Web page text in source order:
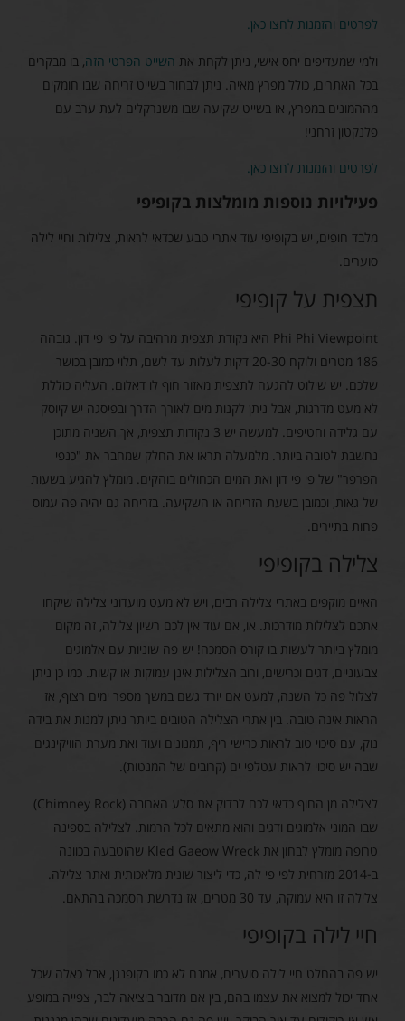
לפרטים והזמנות לחצו כאן.
ולמי שמעדיפים יחס אישי, ניתן לקחת את השייט הפרטי הזה , בו מבקרים
בכל האתרים, כולל מפרץ מאיה. ניתן לבחור בשייט זריחה שבו חומקים
מההמונים במפרץ, או בשייט שקיעה שבו משנרקלים לעת ערב עם
פלנקטון זרחני!
לפרטים והזמנות לחצו כאן.
פעילויות נוספות מומלצות בקופיפי
מלבד חופים, יש בקופיפי עוד אתרי טבע שכדאי לראות, צלילות וחיי לילה
סוערים.
תצפית על קופיפי
Phi Phi Viewpoint היא נקודת תצפית מרהיבה על פי פי דון. גובהה
186 מטרים ולוקח 20-30 דקות לעלות עד לשם, תלוי כמובן בכושר
שלכם. יש שילוט להגעה לתצפית מאזור חוף לו דאלום. העליה כוללת
לא מעט מדרגות, אבל ניתן לקנות מים לאורך הדרך ובפיסגה יש קיוסק
עם גלידה וחטיפים. למעשה יש 3 נקודות תצפית, אך השניה מתוכן
נחשבת לטובה ביותר. מלמעלה תראו את החלק שמחבר את "כנפי
הפרפר" של פי פי דון ואת המים הכחולים בוהקים. מומלץ להגיע בשעות
של גאות, וכמובן בשעת הזריחה או השקיעה. בזריחה גם יהיה פה עמוס
פחות בתיירים.
צלילה בקופיפי
האיים מוקפים באתרי צלילה רבים, ויש לא מעט מועדוני צלילה שיקחו
אתכם לצלילות מודרכות. או, אם עוד אין לכם רשיון צלילה, זה מקום
מומלץ ביותר לעשות בו קורס הסמכה! יש פה שוניות עם אלמוגים
צבעוניים, דגים וכרישים, ורוב הצלילות אינן עמוקות או קשות. כמו כן ניתן
לצלול פה כל השנה, למעט אם יורד גשם במשך מספר ימים רצוף, אז
הראות אינה טובה. בין אתרי הצלילה הטובים ביותר ניתן למנות את בידה
נוק, עם סיכוי טוב לראות כרישי ריף, תמנונים ועוד ואת מערת הוויקינגים
שבה יש סיכוי לראות עטלפי ים (קרובים של המנטות).
לצלילה מן החוף כדאי לכם לבדוק את סלע הארובה (Chimney Rock)
שבו המוני אלמוגים ודגים והוא מתאים לכל הרמות. לצלילה בספינה
טרופה מומלץ לבחון את Kled Gaeow Wreck שהוטבעה בכוונה
ב-2014 מזרחית לפי פי לה, כדי ליצור שונית מלאכותית ואתר צלילה.
צלילה זו היא עמוקה, עד 30 מטרים, אז נדרשת הסמכה בהתאם.
חיי לילה בקופיפי
יש פה בהחלט חיי לילה סוערים, אמנם לא כמו בקופנגן, אבל כאלה שכל
אחד יכול למצוא את עצמו בהם, בין אם מדובר ביציאה לבר, צפייה במופע